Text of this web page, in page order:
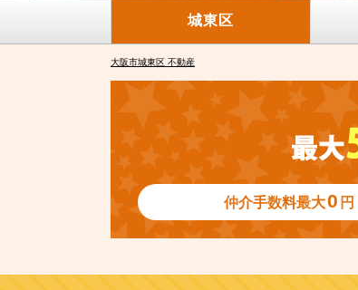
城東区
大阪市城東区 不動産
仲介手数料最大0 円